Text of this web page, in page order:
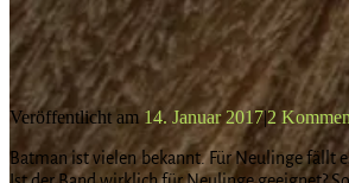
Veröffentlicht am14. Januar 2017|2
Batman ist vielen bekannt. Für Neulinge fällt